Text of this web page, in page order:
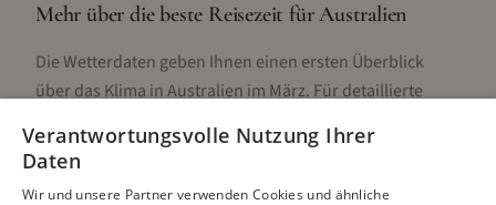
Mehr über die beste Reisezeit fürAustralien
Die Wetterdaten geben Ihnen einen ersten Überblick
über das Klima inAustralien im März. Für detaillierte
Unterschieden, Aktivitäten und Reisetipps besuchen Sie
Verantwortungsvolle Nutzung Ihrer
Daten
Wir und unsere Partner verwenden Cookies und ähnliche